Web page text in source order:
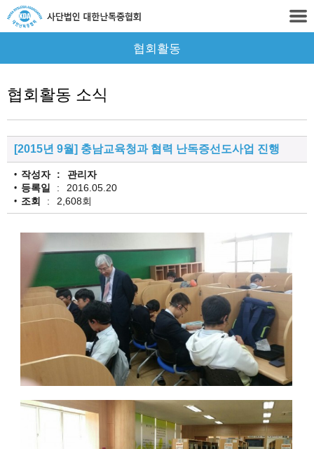
협회활동
협회활동 소식
[2015년 9월] 충남교육청과 협력 난독증선도사업 진행
작성자
관리자
등록일
2016.05.20
조회
2,608회